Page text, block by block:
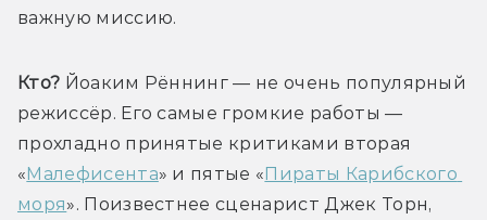
важную миссию.
Кто? Йоаким Рённинг — не очень популярный
режиссёр. Его самые громкие работы —
прохладно принятые критиками вторая
« Малефисента» и пятые « Пираты Карибского
моря». Поизвестнее сценарист Джек Торн,